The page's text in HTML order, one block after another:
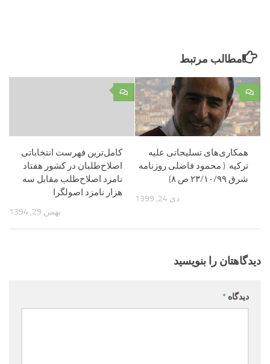
مطالب مرتبط
۰
کامل‌ترین فهرست انتخاباتی
اصلاح‌طلبان در کشور هفتاد
نامزد اصلاح‌طلب مقابل سه
هزار نامزد اصولگرا
بهمن 29, 1394
۰
همکاری‌های تسلیحاتی علیه
ترکیه ( محمود فاضلی روزنامه
شرق ۲۳/۱۰/۹۹ ص ۸)
دی 24, 1399
دیدگاهتان را بنویسید
دیدگاه *